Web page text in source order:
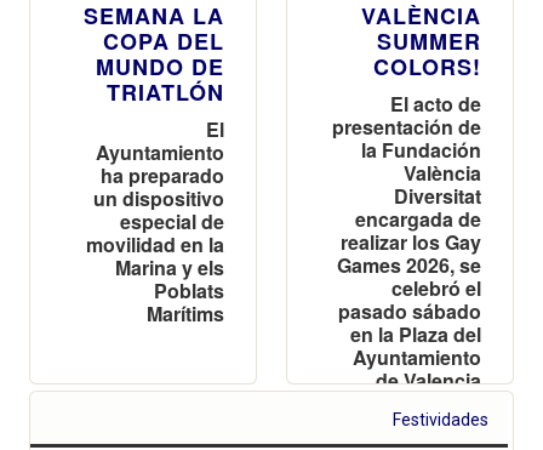
SEMANA LA
COPA DEL
MUNDO DE
TRIATLÓN
El
Ayuntamiento
ha preparado
un dispositivo
especial de
movilidad en la
Marina y els
Poblats
Marítims
VALÈNCIA
SUMMER
COLORS!
El acto de
presentación de
la Fundación
València
Diversitat
encargada de
realizar los Gay
Games 2026, se
celebró el
pasado sábado
en la Plaza del
Ayuntamiento
de Valencia
Festividades